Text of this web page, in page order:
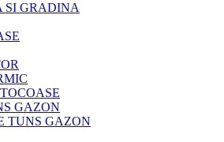
SI GRADINA
GAZON
TUNS GAZON